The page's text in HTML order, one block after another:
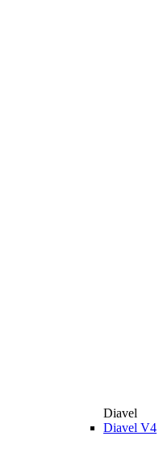
Diavel
Diavel V4